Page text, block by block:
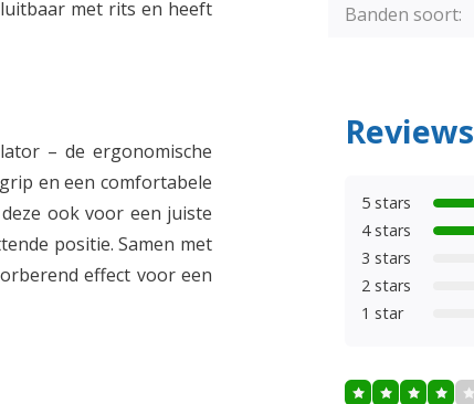
met rits en heeft
– de ergonomische
en een comfortabele
ook voor een juiste
positie. Samen met
effect voor een
Banden soort:
Reviews
5 stars
4 stars
3 stars
2 stars
1 star